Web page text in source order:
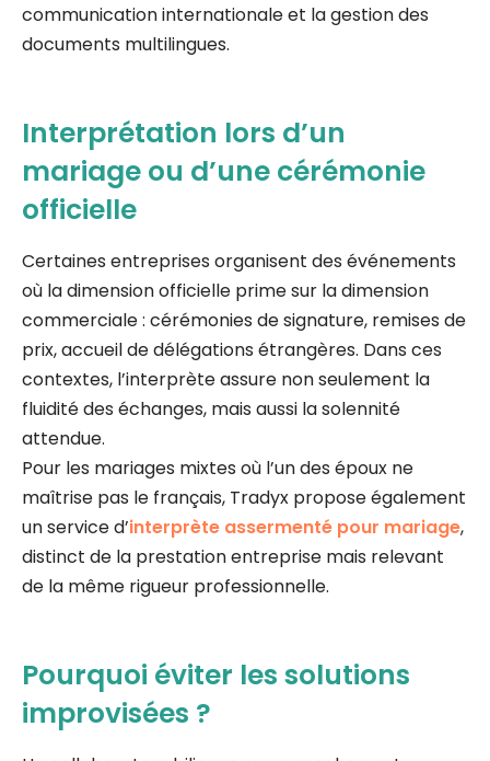
communication internationale et la gestion des
documents multilingues.
Interprétation lors d’un
mariage ou d’une cérémonie
officielle
Certaines entreprises organisent des événements
où la dimension officielle prime sur la dimension
commerciale : cérémonies de signature, remises de
prix, accueil de délégations étrangères. Dans ces
contextes, l’interprète assure non seulement la
fluidité des échanges, mais aussi la solennité
attendue.
Pour les mariages mixtes où l’un des époux ne
maîtrise pas le français, Tradyx propose également
un service d’interprète assermenté pour mariage,
distinct de la prestation entreprise mais relevant
de la même rigueur professionnelle.
Pourquoi éviter les solutions
improvisées ?